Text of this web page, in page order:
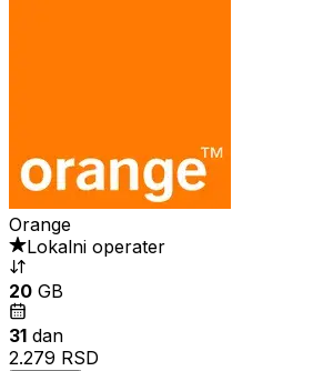
Orange
Lokalni operater
20 GB
31 dan
2.279 RSD